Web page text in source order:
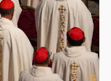
上預約開賣一度塞車
抗告成功 今重開羈